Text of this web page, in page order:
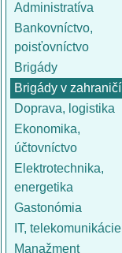
Administratíva
Bankovníctvo,
poisťovníctvo
Brigády
Brigády v zahraničí
Doprava, logistika
Ekonomika,
účtovníctvo
Elektrotechnika,
energetika
Gastonómia
IT, telekomunikácie
Manažment